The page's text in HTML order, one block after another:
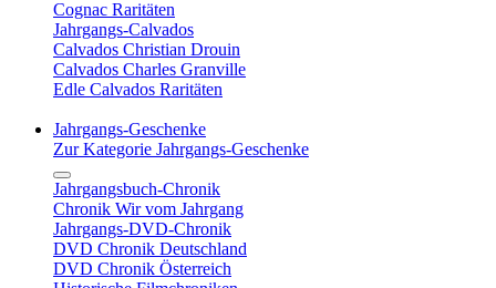
Cognac Raritäten
Jahrgangs-Calvados
Calvados Christian Drouin
Calvados Charles Granville
Edle Calvados Raritäten
Jahrgangs-Geschenke
Zur Kategorie Jahrgangs-Geschenke
Jahrgangsbuch-Chronik
Chronik Wir vom Jahrgang
Jahrgangs-DVD-Chronik
DVD Chronik Deutschland
DVD Chronik Österreich